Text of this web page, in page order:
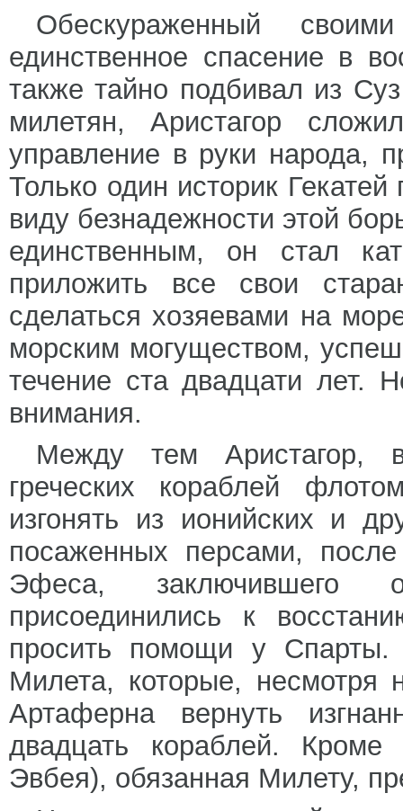
Обескураженный
единственное спасение в
также тайно подбивал из
милетян, Аристагор
управление в руки народа,
Только один историк
виду безнадежности этой
единственным, он стал
приложить все свои
сделаться хозяевами на
морским могуществом,
течение ста двадцати лет.
внимания.
Между тем Аристагор,
греческих кораблей
изгонять из ионийских и
посаженных персами,
Эфеса, заключившего
присоединились к
просить помощи у
Милета, которые,
Артаферна вернуть
двадцать кораблей.
Эвбея), обязанная Милету,